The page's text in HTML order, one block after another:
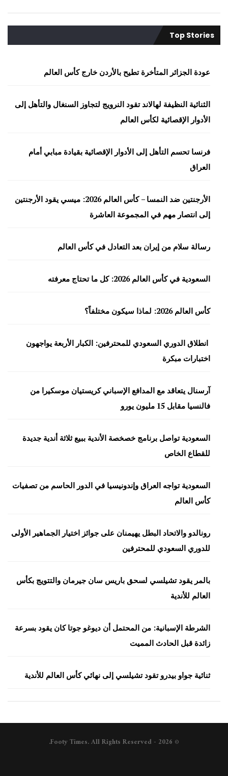
Top Stories
عودة الجزائر المتأخرة تطيح بالأردن خارج كأس العالم
الثنائية النظيفة لهالاند تقود النرويج لتجاوز السنغال والتأهل إلى
الأدوار الإقصائية لكأس العالم
فرنسا تحسم التأهل إلى الأدوار الإقصائية بقيادة مبابي أمام
العراق
الأرجنتين ضد النمسا – كأس العالم 2026: ميسي يقود الأرجنتين
إلى انتصار مهم في المجموعة العاشرة
رسالة سلام من إيران بعد التعادل في كأس العالم
السعودية في كأس العالم 2026: كل ما تحتاج معرفته
كأس العالم 2026: لماذا سيكون مختلفاً؟
انطلاق الدوري السعودي للمحترفين: الكبار الأربعة يواجهون
اختبارات مبكرة
آرسنال يتعاقد مع المدافع الإسباني كريستيان موسكيرا من
فالنسيا مقابل 15 مليون يورو
السعودية تواصل برنامج خصخصة الأندية ببيع ثلاثة أندية جديدة
للقطاع الخاص
السعودية تواجه العراق وإندونيسيا في الدور الحاسم من تصفيات
كأس العالم
رونالدو والاتحاد البطل يهيمنان على جوائز اختيار الجماهير الأولى
للدوري السعودي للمحترفين
بالمر يقود تشيلسي لسحق باريس سان جيرمان والتتويج بكأس
العالم للأندية
الشرطة الإسبانية: من المحتمل أن ديوغو جوتا كان يقود بسرعة
زائدة قبل الحادث المميت
ثنائية جواو بيدرو تقود تشيلسي إلى نهائي كأس العالم للأندية
© 2026 - Footy Times. All Rights Reserved.